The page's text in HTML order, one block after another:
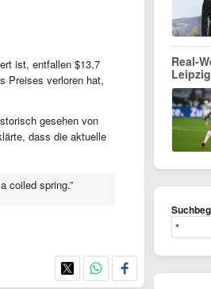
ist, entfallen $13,7
Preises verloren hat,
gesehen von
dass die aktuelle
coiled spring.”
Real-